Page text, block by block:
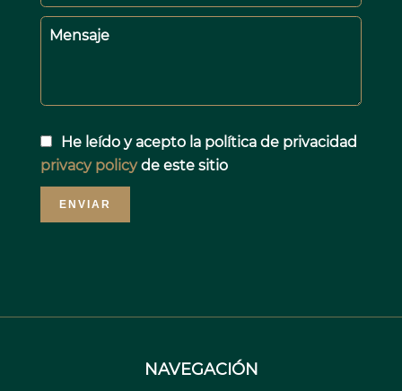
Mensaje
He leído y acepto la política de privacidad
privacy policyde este sitio
ENVIAR
NAVEGACIÓN